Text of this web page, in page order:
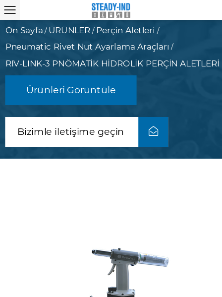
Ön Sayfa / ÜRÜNLER / Perçin Aletleri /
Pneumatic Rivet Nut Ayarlama Araçları /
RIV-LINK-3 PNÖMATİK HİDROLİK PERÇİN ALETLERİ
Ürünleri Görüntüle
Bizimle iletişime geçin